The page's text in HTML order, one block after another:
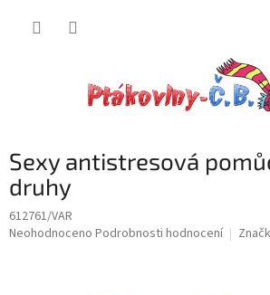
Sexy antistresová
druhy
612761/VAR
Průměrné
Neohodnoceno Podrobnosti hodnocení